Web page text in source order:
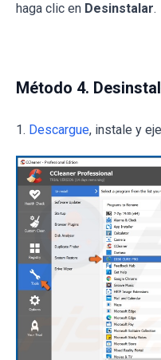
haga clic en Desinstalar.
Método 4.
1. Descargue, instale y